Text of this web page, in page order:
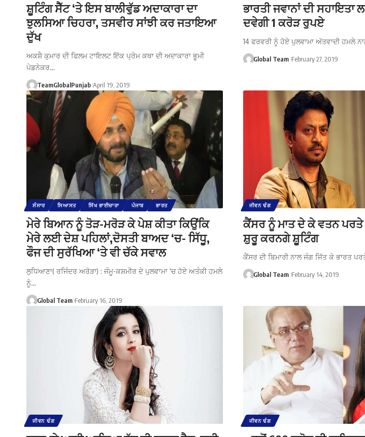
ਸ਼ੂਟਿੰਗ ਸੈੱਟ ‘ਤੇ ਇਸ ਬਾਲੀਵੁੱਡ ਅਦਾਕਾਰਾ ਦਾ
ਝੁਲਸਿਆ ਚਿਹਰਾ, ਤਸਵੀਰ ਸਾਂਝੀ ਕਰ ਜਤਾਇਆ
ਦੁੱਖ
ਅਕਸ਼ੈ ਕੁਮਾਰ ਦੀ ਫਿਲਮ ਟਾਇਲਟ ਇੱਕ ਪ੍ਰੇਮ ਕਥਾ ਦੀ ਅਦਾਕਾਰਾ ਭੂਮੀ
ਪੇਡਨੇਕਰ…
TeamGlobalPunjab April 19, 2019
ਭਾਰਤੀ ਜਵਾਨਾਂ ਦੀ
ਦਵੇਗੀ 1 ਕਰੋੜ ਰੁਪਏ
14 ਫਰਵਰੀ ਨੂੰ ਹੋਏ ਪੁਲਵਾਮਾ ਅੱਤਵਾਦੀ ਹਮਲੇ
Global Team February 27, 2019
ਸੰਸਾਰ ਸਿਆਸਤ ਸਿੱਖ ਭਾਈਚਾਰਾ ਪੰਜਾਬ ਭਾਰਤ
ਮੇਰੇ ਬਿਆਨ ਨੂੰ ਤੋੜ-ਮਰੋੜ ਕੇ ਪੇਸ਼ ਕੀਤਾ ਕਿਉਂਕਿ
ਮੇਰੇ ਲਈ ਦੇਸ਼ ਪਹਿਲਾਂ,ਦੋਸਤੀ ਬਾਅਦ ‘ਚ- ਸਿੱਧੂ,
ਫੌਜ ਦੀ ਸੁਰੱਖਿਆ ‘ਤੇ ਵੀ ਚੱਕੇ ਸਵਾਲ
ਲੁਧਿਆਣਾ( ਰਜਿੰਦਰ ਅਰੋੜਾ) : ਜੰਮੂ-ਕਸ਼ਮੀਰ ਦੇ ਪੁਲਵਾਮਾ 'ਚ ਹੋਏ ਅਤੰਕੀ ਹਮਲੇ
ਨੂੰ…
Global Team February 16, 2019
ਜੀਵਨ ਢੰਗ
ਕੈਂਸਰ ਨੂੰ ਮਾਤ ਦੇ ਕੇ ਵਤਨ
ਸ਼ੁਰੂ ਕਰਨਗੇ ਸ਼ੂਟਿੰਗ
ਕੈਂਸਰ ਦੀ ਬਿਮਾਰੀ ਨਾਲ ਜੰਗ ਜਿੱਤ ਕੇ ਭਾਰਤ
Global Team February 14, 2019
ਜੀਵਨ ਢੰਗ ਜੀਵਨ ਢੰਗ